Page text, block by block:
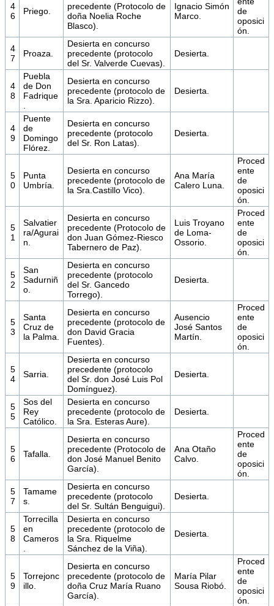
4
6
Priego.
precedente (Protocolo de
doña Noelia Roche
Blasco).
Ignacio Simón
Marco.
de
oposici
ón.
4
7
Proaza.
Desierta en concurso
precedente (protocolo
del Sr. Valverde Cuevas).
Desierta.
4
8
Puebla
de Don
Fadrique
Desierta en concurso
precedente (protocolo de
la Sra. Aparicio Rizzo).
Desierta.
4
9
Puente
de
Domingo
Flórez.
Desierta en concurso
precedente (protocolo
del Sr. Ron Latas).
Desierta.
5
0
Punta
Umbría.
Desierta en concurso
precedente (protocolo de
la Sra.Castillo Vico).
Ana María
Calero Luna.
Proced
ente
de
oposici
ón.
5
1
Salvatier
ra/Agurai
n.
Desierta en concurso
precedente (Protocolo de
don Juan Gómez-Riesco
Tabernero de Paz).
Luis Troyano
de Loma-
Ossorio.
Proced
ente
de
oposici
ón.
5
2
San
Sadurniñ
o.
Desierta en concurso
precedente (protocolo
del Sr. Gancedo
Torrego).
Desierta.
5
3
Santa
Cruz de
la Palma.
Desierta en concurso
precedente (protocolo de
don David Gracia
Fuentes).
Ausencio
José Santos
Martín.
Proced
ente
de
oposici
ón.
5
4
Sarria.
Desierta en concurso
precedente (protocolo
del Sr. don José Luis Pol
Domínguez).
Desierta.
5
5
Sos del
Rey
Católico.
Desierta en concurso
precedente (protocolo de
la Sra. Esteras Aure).
Desierta.
5
6
Tafalla.
Desierta en concurso
precedente (Protocolo de
don José Manuel Benito
García).
Ana Otaño
Calvo.
Proced
ente
de
oposici
ón.
5
7
Tamame
s.
Desierta en concurso
precedente (protocolo
del Sr. Sultán Benguigui).
Desierta.
5
8
Torrecilla
en
Cameros
Desierta en concurso
precedente (protocolo de
la Sra. Riquelme
Sánchez de la Viña).
Desierta.
5
9
Torrejonc
illo.
Desierta en concurso
precedente (protocolo de
doña Cruz María Ruano
García).
María Pilar
Sousa Riobó.
Proced
ente
de
oposici
ón.